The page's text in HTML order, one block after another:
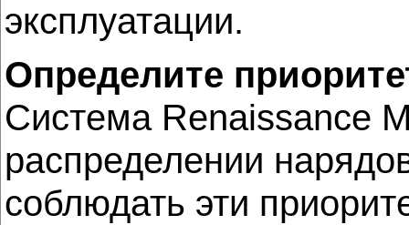
эксплуатации.
Определите
Система Renaissance
распределении
соблюдать эти